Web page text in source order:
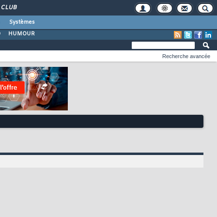
CLUB
Systèmes
HUMOUR
Recherche avancée